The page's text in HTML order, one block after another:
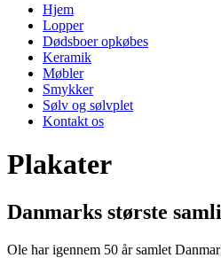
Hjem
Lopper
Dødsboer opkøbes
Keramik
Møbler
Smykker
Sølv og sølvplet
Kontakt os
Plakater
Danmarks største
Ole har igennem 50 år samlet